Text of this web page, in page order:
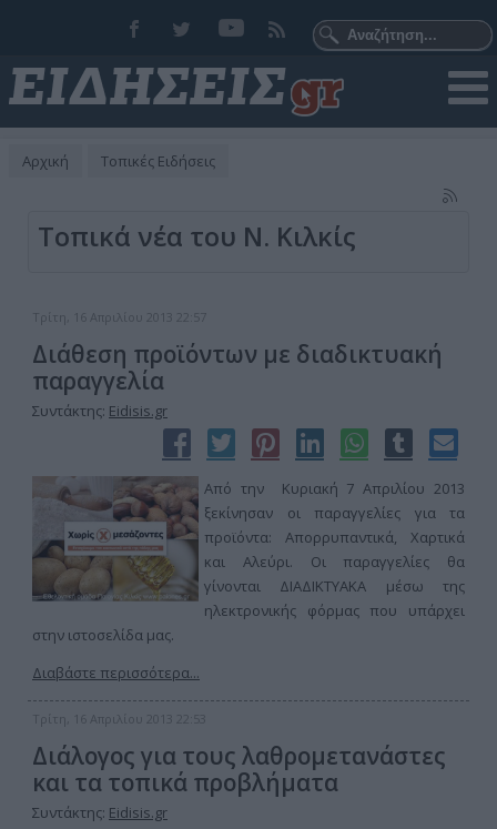
Αρχική Τοπικές Ειδήσεις
Τοπικά νέα του Ν. Κιλκίς
Τρίτη, 16 Απριλίου 2013 22:57
Διάθεση προϊόντων με διαδικτυακή
παραγγελία
Συντάκτης: Eidisis.gr
Από την Κυριακή 7 Απριλίου 2013
ξεκίνησαν οι παραγγελίες για τα
προϊόντα: Απορρυπαντικά, Χαρτικά
και Αλεύρι. Οι παραγγελίες θα
γίνονται ΔΙΑΔΙΚΤΥΑΚΑ μέσω της
ηλεκτρονικής φόρμας που υπάρχει
στην ιστοσελίδα μας.
Διαβάστε περισσότερα...
Τρίτη, 16 Απριλίου 2013 22:53
Διάλογος για τους λαθρομετανάστες
και τα τοπικά προβλήματα
Συντάκτης: Eidisis.gr